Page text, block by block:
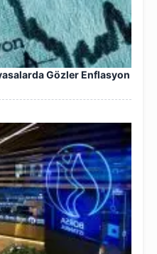
Gözler Enflasyon